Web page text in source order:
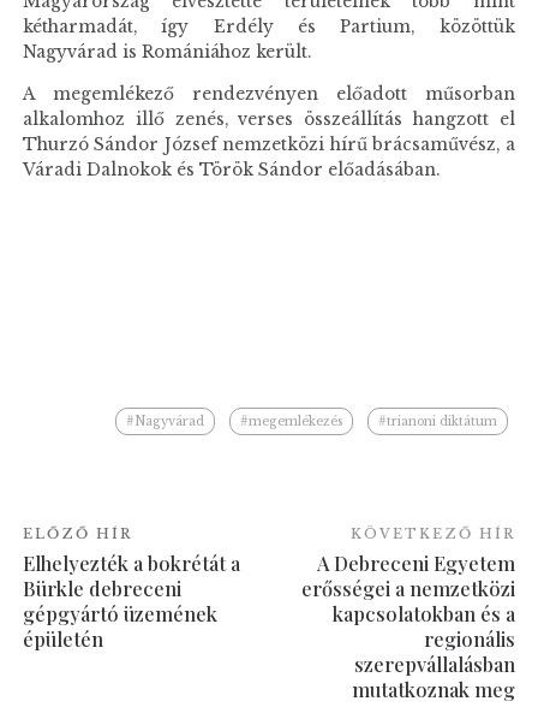
kétharmadát, így Erdély és Partium, közöttük
Nagyvárad is Romániához került.
A megemlékező rendezvényen előadott műsorban
alkalomhoz illő zenés, verses összeállítás hangzott el
Thurzó Sándor József nemzetközi hírű brácsaművész, a
Váradi Dalnokok és Török Sándor előadásában.
#Nagyvárad #megemlékezés #trianoni diktátum
ELŐZŐ HÍR
Elhelyezték a bokrétát a
Bürkle debreceni
gépgyártó üzemének
épületén
KÖVETKEZŐ HÍR
A Debreceni Egyetem
erősségei a nemzetközi
kapcsolatokban és a
regionális
szerepvállalásban
mutatkoznak meg